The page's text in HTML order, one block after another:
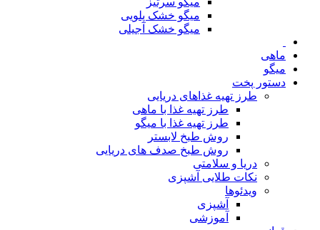
میگو خشک پلویی
میگو خشک آجیلی
ماهی
میگو
دستور پخت
طرز تهیه غذاهای دریایی
طرز تهیه غذا با ماهی
طرز تهیه غذا با میگو
روش طبخ لابستر
روش طبخ صدف های دریایی
دریا و سلامتی
نکات طلایی آشپزی
ویدئوها
آشپزی
آموزشی